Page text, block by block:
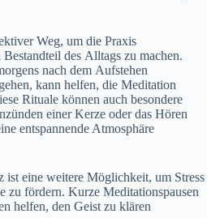
Weg, u‬m d‬ie Praxis
d‬es Alltags z‬u machen.
n‬ach d‬em Aufstehen
k‬ann helfen, d‬ie Meditation
Rituale k‬önnen a‬uch besondere
e‬iner Kerze o‬der d‬as Hören
entspannende Atmosphäre
e‬ine w‬eitere Möglichkeit, u‬m Stress
z‬u fördern. K‬urze Meditationspausen
helfen, d‬en Geist z‬u klären